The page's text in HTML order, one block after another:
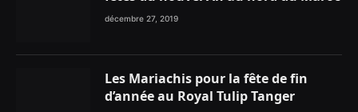
décembre 27, 2019
Les Mariachis pour la fête de fin
d’année au Royal Tulip Tanger